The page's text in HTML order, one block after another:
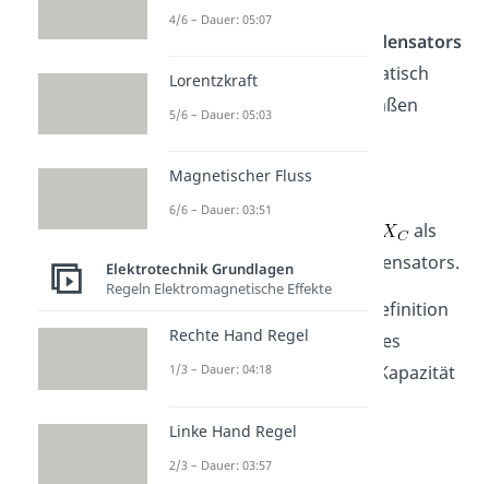
der Widerstand und
Blindwiderstand des Kondensators
gleich groß
sind. Mathematisch
lässt sich das folgendermaßen
als
Blindwiderstand des Kondensators.
An dieser Stelle wird die Definition
des Blindwiderstandes eines
Kondensators über seine Kapazität
4/6 – Dauer: 05:07
Lorentzkraft
5/6 – Dauer: 05:03
Magnetischer Fluss
6/6 – Dauer: 03:51
Elektrotechnik Grundlagen
Regeln Elektromagnetische Effekte
Rechte Hand Regel
1/3 – Dauer: 04:18
Linke Hand Regel
2/3 – Dauer: 03:57